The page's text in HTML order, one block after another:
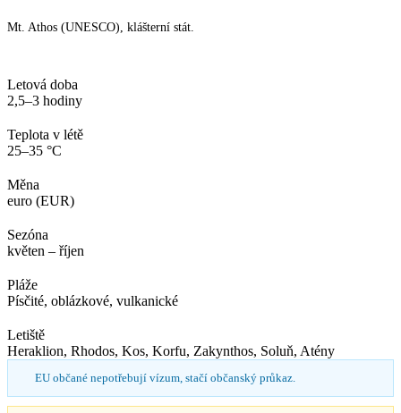
Mt. Athos (UNESCO), klášterní stát.
Letová doba
2,5–3 hodiny
Teplota v létě
25–35 °C
Měna
euro (EUR)
Sezóna
květen – říjen
Pláže
Písčité, oblázkové, vulkanické
Letiště
Heraklion, Rhodos, Kos, Korfu, Zakynthos, Soluň, Atény
EU občané nepotřebují vízum, stačí občanský průkaz.